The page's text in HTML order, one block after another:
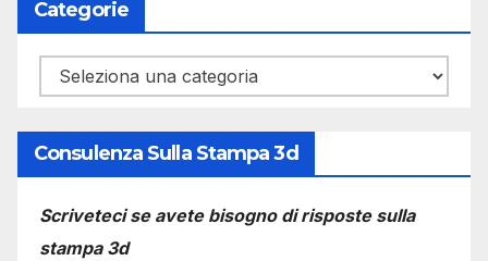
Categorie
Categorie
Consulenza Sulla Stampa 3d
Scriveteci se avete bisogno di risposte sulla
stampa 3d